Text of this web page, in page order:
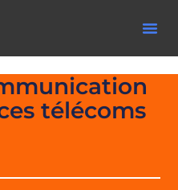
télécoms